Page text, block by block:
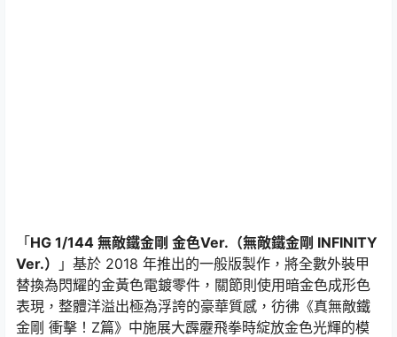
「HG 1/144 無敵鐵金剛 金色Ver.（無敵鐵金剛 INFINITY
Ver.）
」基於 2018 年推出的一般版製作，將全數外裝甲
替換為閃耀的金黃色電鍍零件，關節則使用暗金色成形色
表現，整體洋溢出極為浮誇的豪華質感，彷彿《真無敵鐵
金剛 衝擊！Z篇》中施展大霹靂飛拳時綻放金色光輝的模